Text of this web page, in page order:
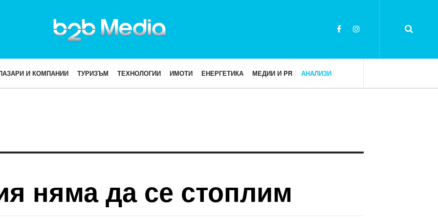
И КОМПАНИИ ТУРИЗЪМ ТЕХНОЛОГИИ ИМОТИ ЕНЕРГЕТИКА МЕДИИ И PR АНАЛИЗИ
няма да се стоплим